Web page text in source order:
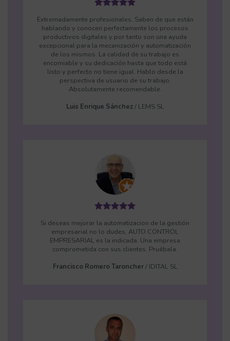
Extremadamente profesionales. Saben de que están
hablando y conocen perfectamente los procesos
productivos digitales y por tanto son una ayuda
excepcional para la mecanización y automatización
de los mismos. La calidad de su trabajo es
encomiable y su dedicación hasta que todo está
listo y perfecto no tiene igual. Hablo desde la
perspectiva de usuario de su trabajo.
Absolutamente recomendable.
Luis Enrique Sánchez/ LEMS SL
Si deseas mejorar la automatizacion de la gestión
empresarial no lo dudes, AUTO CONTROL
EMPRESARIAL es la indicada. Una empresa
comprometida con sus clientes. Pruébala.
Francisco Romero Taroncher/ IDITAL SL